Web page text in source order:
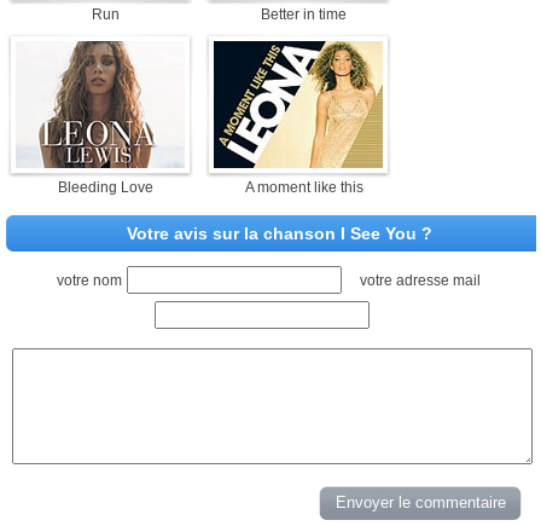
Run Better in time
Bleeding Love A moment like this
Votre avis sur la chanson I See You ?
votre nom votre adresse mail